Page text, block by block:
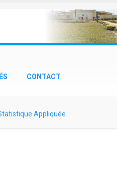
CONTACT
Appliquée